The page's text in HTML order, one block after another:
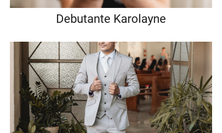
Debutante Karolayne